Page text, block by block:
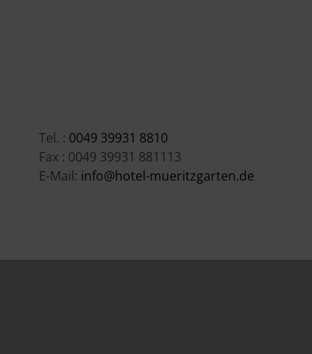
Tel. : 0049 39931 8810
Fax : 0049 39931 881113
E-Mail: info@hotel-mueritzgarten.de